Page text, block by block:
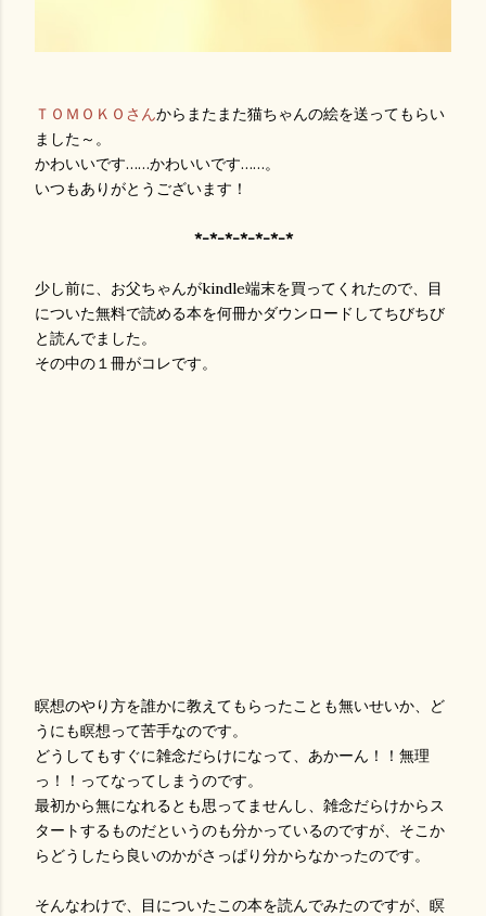
ＴＯＭＯＫＯさんからまたまた猫ちゃんの絵を送ってもらい
ました～。
かわいいです……かわいいです……。
いつもありがとうございます！
*-*-*-*-*-*-*
少し前に、お父ちゃんがkindle端末を買ってくれたので、目
についた無料で読める本を何冊かダウンロードしてちびちび
と読んでました。
その中の１冊がコレです。
瞑想のやり方を誰かに教えてもらったことも無いせいか、ど
うにも瞑想って苦手なのです。
どうしてもすぐに雑念だらけになって、あかーん！！無理
っ！！ってなってしまうのです。
最初から無になれるとも思ってませんし、雑念だらけからス
タートするものだというのも分かっているのですが、そこか
らどうしたら良いのかがさっぱり分からなかったのです。
そんなわけで、目についたこの本を読んでみたのですが、瞑